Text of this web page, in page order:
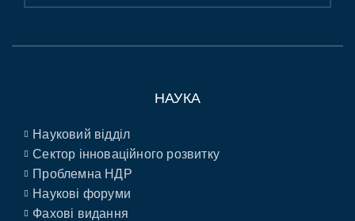
НАУКА
Науковий відділ
Сектор інноваційного розвитку
Проблемна НДР
Наукові форуми
Фахові видання